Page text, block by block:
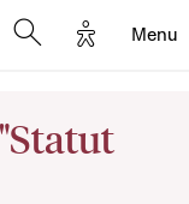
Options
Menu